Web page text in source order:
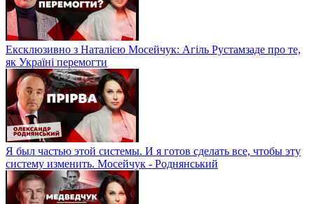
Ексклюзивно з Наталією Мосейчук: Агіль Рустамзаде про те,
як Україні перемогти
Я был частью этой системы. И я готов сделать все, чтобы эту
систему изменить. Мосейчук - Роднянський